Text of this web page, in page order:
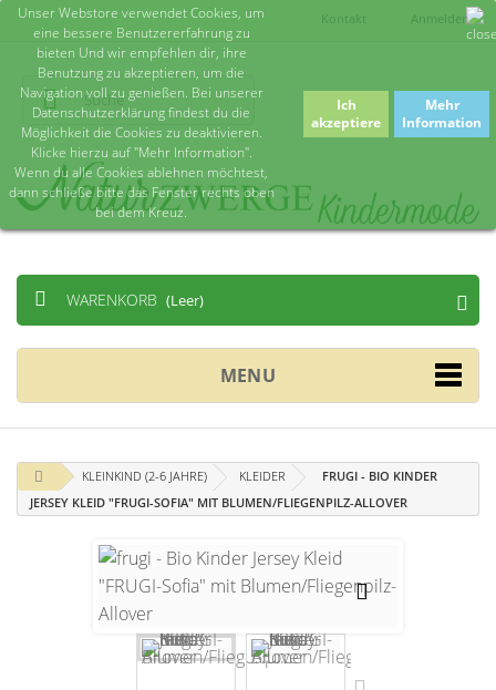
Anmelden
Kontakt
WARENKORB (Leer)
MENU
Unser Webstore verwendet Cookies, um
eine bessere Benutzererfahrung zu
bieten Und wir empfehlen dir, ihre
Benutzung zu akzeptieren, um die
Navigation voll zu genießen. Bei unserer
Datenschutzerklärung findest du die
Möglichkeit die Cookies zu deaktivieren.
Klicke hierzu auf "Mehr Information".
Wenn du alle Cookies ablehnen möchtest,
dann schließe bitte das Fenster rechts oben
bei dem Kreuz.
Ich
akzeptiere
Mehr
Information
KLEINKIND (2-6 JAHRE) KLEIDER
FRUGI - BIO KINDER
JERSEY KLEID "FRUGI-SOFIA" MIT BLUMEN/FLIEGENPILZ-ALLOVER